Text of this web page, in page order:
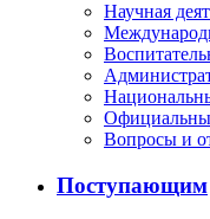
Научная
Вопросы и
Поступающим